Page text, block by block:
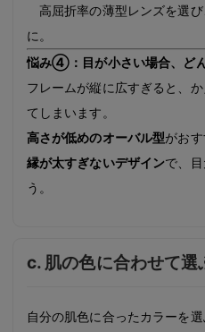
高屈折率の薄型レンズを選
に。
悩み④：目が小さい場合、ど
フレームが縦に広すぎると、
てしまいます。
高さが低めのオーバル型がおす
縁が太すぎないデザインで、
う。
c. 肌の色に合わせて選
自分の肌色に合ったカラーを